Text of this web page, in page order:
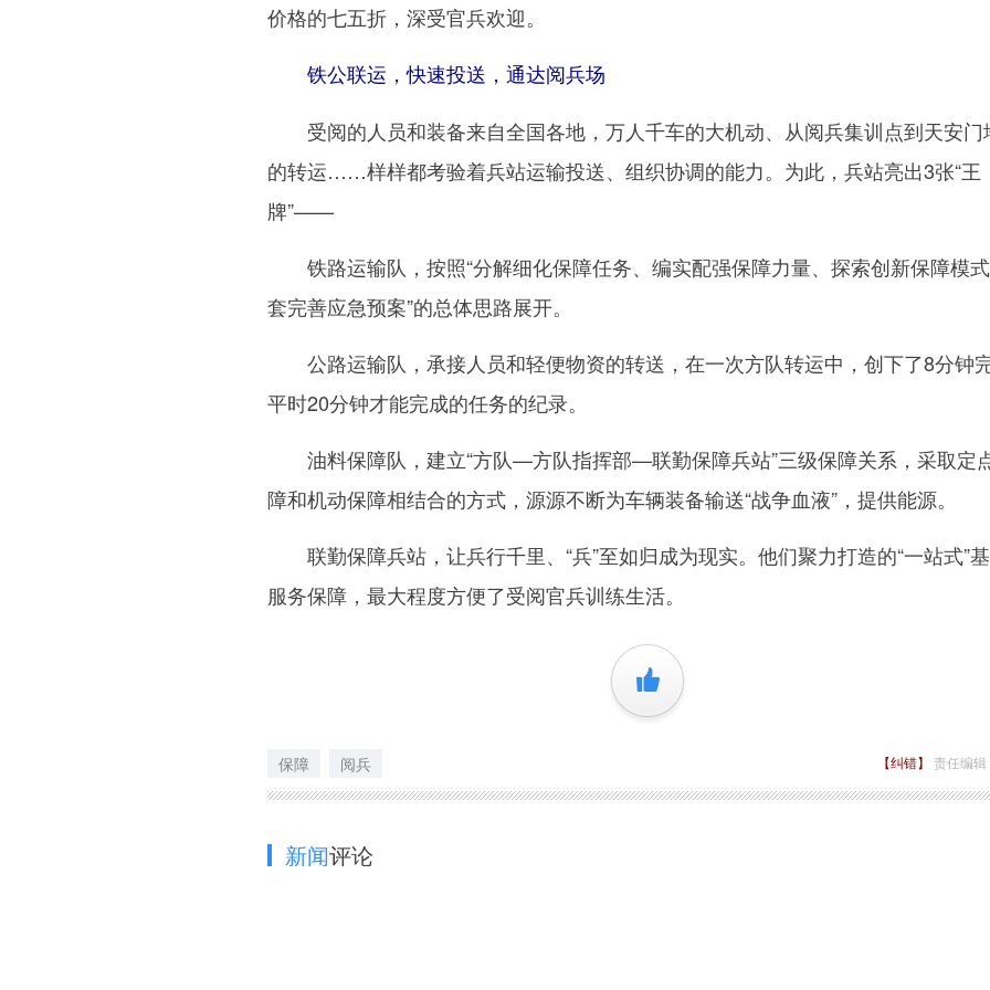
价格的七五折，深受官兵欢迎。
铁公联运，快速投送，通达阅兵场
受阅的人员和装备来自全国各地，万人千车的大机动、从阅兵集训点到天安门
的转运……样样都考验着兵站运输投送、组织协调的能力。为此，兵站亮出3张“王
牌”——
铁路运输队，按照“分解细化保障任务、编实配强保障力量、探索创新保障模
套完善应急预案”的总体思路展开。
公路运输队，承接人员和轻便物资的转送，在一次方队转运中，创下了8分钟
平时20分钟才能完成的任务的纪录。
油料保障队，建立“方队—方队指挥部—联勤保障兵站”三级保障关系，采取定
障和机动保障相结合的方式，源源不断为车辆装备输送“战争血液”，提供能源。
联勤保障兵站，让兵行千里、“兵”至如归成为现实。他们聚力打造的“一站式”
服务保障，最大程度方便了受阅官兵训练生活。
+1
保障 阅兵 【纠错】 责任编辑
新闻评论